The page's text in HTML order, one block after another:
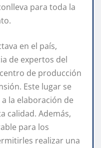
para toda la
en el país,
de expertos del
de producción
Este lugar se
la elaboración de
calidad. Además,
para los
realizar una